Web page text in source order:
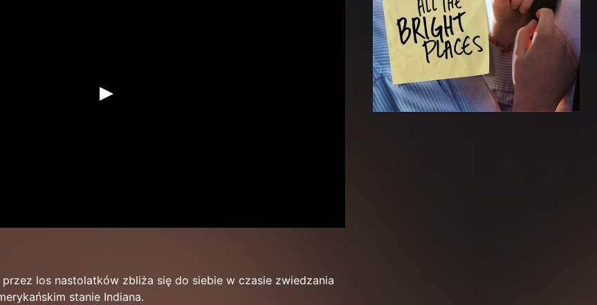
los nastolatków zbliża się do siebie w czasie zwiedzania
stanie Indiana.